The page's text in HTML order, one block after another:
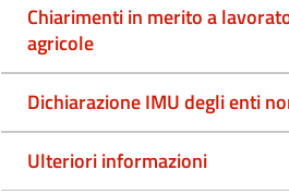
Chiarimenti in merito a
agricole
Dichiarazione IMU degli enti
Ulteriori informazioni